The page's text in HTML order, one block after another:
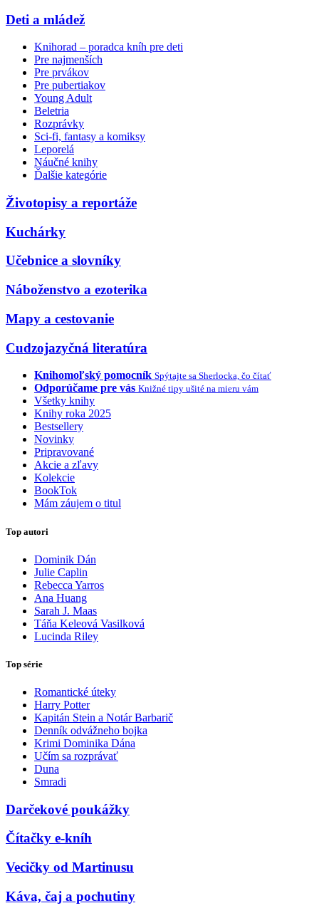
Deti a mládež
Knihorad – poradca kníh pre deti
Pre najmenších
Pre prvákov
Pre pubertiakov
Young Adult
Beletria
Rozprávky
Sci-fi, fantasy a komiksy
Leporelá
Náučné knihy
Ďalšie kategórie
Životopisy a reportáže
Kuchárky
Učebnice a slovníky
Náboženstvo a ezoterika
Mapy a cestovanie
Cudzojazyčná literatúra
Knihomoľský pomocník Spýtajte sa Sherlocka, čo čítať
Odporúčame pre vás Knižné tipy ušité na mieru vám
Všetky knihy
Knihy roka 2025
Bestsellery
Novinky
Pripravované
Akcie a zľavy
Kolekcie
BookTok
Mám záujem o titul
Top autori
Dominik Dán
Julie Caplin
Rebecca Yarros
Ana Huang
Sarah J. Maas
Táňa Keleová Vasilková
Lucinda Riley
Top série
Romantické úteky
Harry Potter
Kapitán Stein a Notár Barbarič
Denník odvážneho bojka
Krimi Dominika Dána
Učím sa rozprávať
Duna
Smradi
Darčekové poukážky
Čítačky e-kníh
Vecičky od Martinusu
Káva, čaj a pochutiny